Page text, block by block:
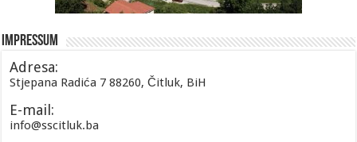
Impressum
Adresa:
Stjepana Radića 7 88260, Čitluk, BiH
E-mail:
info@sscitluk.ba